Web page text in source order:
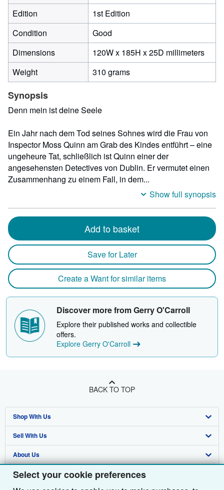
Select your cookie preferences
Edition
1st Edition
Condition
Good
Dimensions
120W x 185H x 25D millimeters120
by
by
25
Weight 310 grams
Synopsis
Denn mein ist deine Seele
Ein Jahr nach dem Tod seines Sohnes wird die Frau von
Inspector Moss Quinn am Grab des Kindes entführt – eine
ungeheure Tat, schließlich ist Quinn einer der
angesehensten Detectives von Dublin. Er vermutet einen
Zusammenhang zu einem Fall, in dem...
Show full synopsis
Add to basket
Save for Later
Create a Want for similar items
Discover more from Gerry O'Carroll
Explore their published works and collectible
offers.
Explore Gerry O'Carroll
BACK TO TOP
Shop With Us
Advanced Search
Browse Collections
My Account
Sell With Us
Start Selling
Join Our Affiliate Programme
About Us
About AbeBooks
Find Help